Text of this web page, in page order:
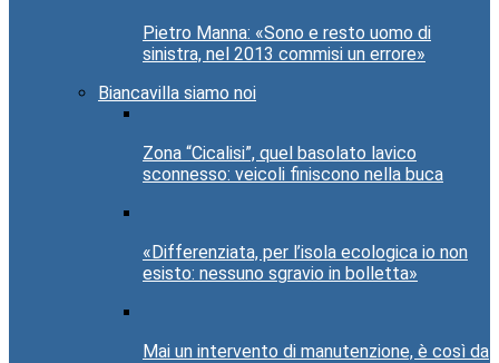
Pietro Manna: «Sono e resto uomo di
sinistra, nel 2013 commisi un errore»
Biancavilla siamo noi
Zona “Cicalisi”, quel basolato lavico
sconnesso: veicoli finiscono nella buca
«Differenziata, per l’isola ecologica io non
esisto: nessuno sgravio in bolletta»
Mai un intervento di manutenzione, è così da